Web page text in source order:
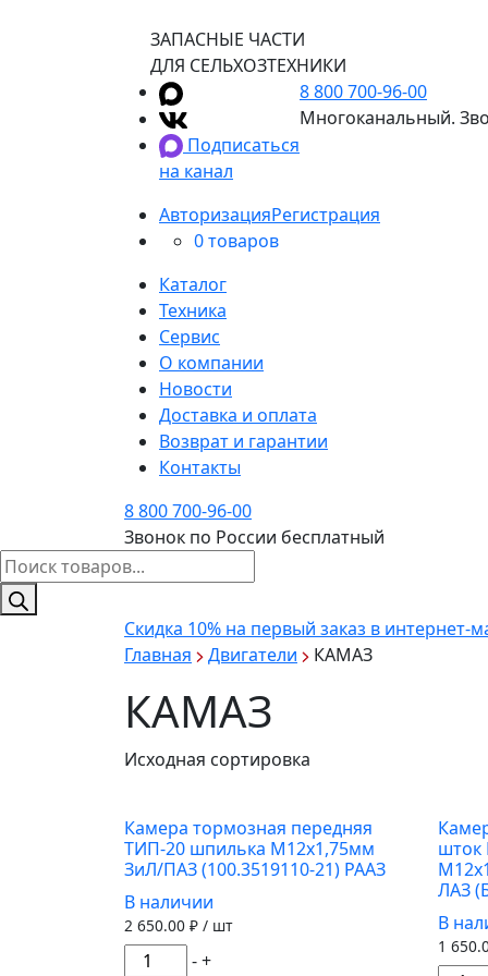
ЗАПАСНЫЕ ЧАСТИ
ДЛЯ СЕЛЬХОЗТЕХНИКИ
Подписаться
на канал
8 800 700-96-00
Многоканальный.
АвторизацияРегистрация
0 товаров
Каталог
Техника
Сервис
О компании
Новости
Доставка и оплата
Возврат и гарантии
Контакты
8 800 700-96-00
Звонок по России бесплатный
Поиск
товаров
Скидка 10% на первый заказ в интернет-
Главная
Двигатели КАМАЗ
КАМАЗ
Исходная сортировка
Камера тормозная передняя
ТИП-20 шпилька М12х1,75мм
ЗиЛ/ПАЗ (100.3519110-21) РААЗ
В наличии
2 650.00 ₽ / шт
Количество
-+
шток
ЛАЗ
В
1